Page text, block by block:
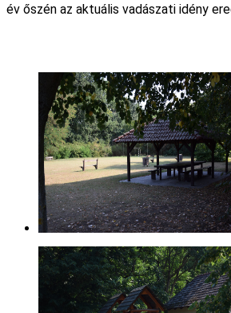
év őszén az aktuális vadászati idény